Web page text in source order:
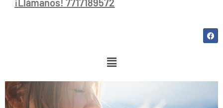
¡Llámanos! 7717189572